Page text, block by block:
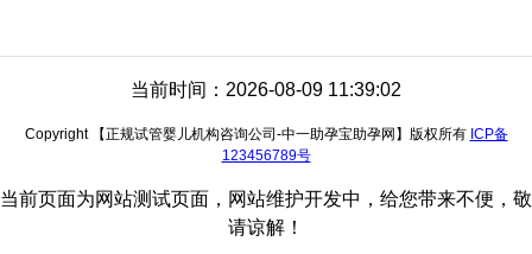
当前时间：2026-08-09 11:39:02
Copyright 【正规试管婴儿机构咨询公司-中一助孕宝助孕网】版权所有 ICP备
123456789号
当前页面为网站测试页面，网站维护开发中，给您带来不便，敬
请谅解！